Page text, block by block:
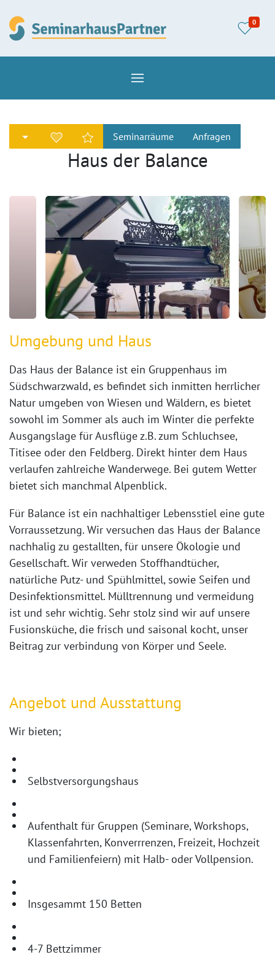
0
Seminarräume Anfragen
Haus der Balance
Barockecke
Umgebung und Haus
Das Haus der Balance ist ein Gruppenhaus im
Südschwarzwald, es befindet sich inmitten herrlicher
Natur umgeben von Wiesen und Wäldern, es bietet
sowohl im Sommer als auch im Winter die perfekte
Ausgangslage für Ausflüge z.B. zum Schluchsee,
Titisee oder den Feldberg. Direkt hinter dem Haus
verlaufen zahlreiche Wanderwege. Bei gutem Wetter
bietet sich manchmal Alpenblick.
Für Balance ist ein nachhaltiger Lebensstiel eine gute
Vorraussetzung. Wir versuchen das Haus der Balance
nachhalig zu gestallten, für unsere Ökologie und
Gesellschaft. Wir verweden Stoffhandtücher,
natürliche Putz- und Spühlmittel, sowie Seifen und
Desinfektionsmittel. Mülltrennung und vermeidung
ist und sehr wichtig. Sehr stolz sind wir auf unsere
Fusionsküche, die frisch und saisonal kocht, unser
Beitrag zur verbindung von Körper und Seele.
Angebot und Ausstattung
Wir bieten;
Selbstversorgungshaus
Aufenthalt für Gruppen (Seminare, Workshops,
Klassenfahrten, Konverrrenzen, Freizeit, Hochzeit
und Familienfeiern) mit Halb- oder Vollpension.
Insgesammt 150 Betten
4-7 Bettzimmer